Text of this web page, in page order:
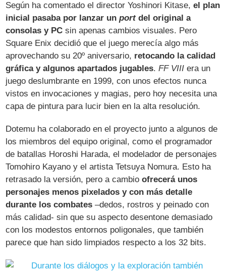
Según ha comentado el director Yoshinori Kitase,el plan
inicial pasaba por lanzar unportdel original a
consolas y PC sin apenas cambios visuales. Pero
Square Enix decidió que el juego merecía algo más
aprovechando su 20º aniversario, retocando la calidad
gráfica y algunos apartados jugables.FF VIII era un
juego deslumbrante en 1999, con unos efectos nunca
vistos en invocaciones y magias, pero hoy necesita una
capa de pintura para lucir bien en la alta resolución.
Dotemu ha colaborado en el proyecto junto a algunos de
los miembros del equipo original, como el programador
de batallas Horoshi Harada, el modelador de personajes
Tomohiro Kayano y el artista Tetsuya Nomura. Esto ha
retrasado la versión, pero a cambioofrecerá unos
personajes menos pixelados y con más detalle
durante los combates –dedos, rostros y peinado con
más calidad- sin que su aspecto desentone demasiado
con los modestos entornos poligonales, que también
parece que han sido limpiados respecto a los 32 bits.